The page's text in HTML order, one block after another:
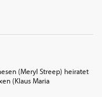
(Meryl Streep) heiratet
(Klaus Maria